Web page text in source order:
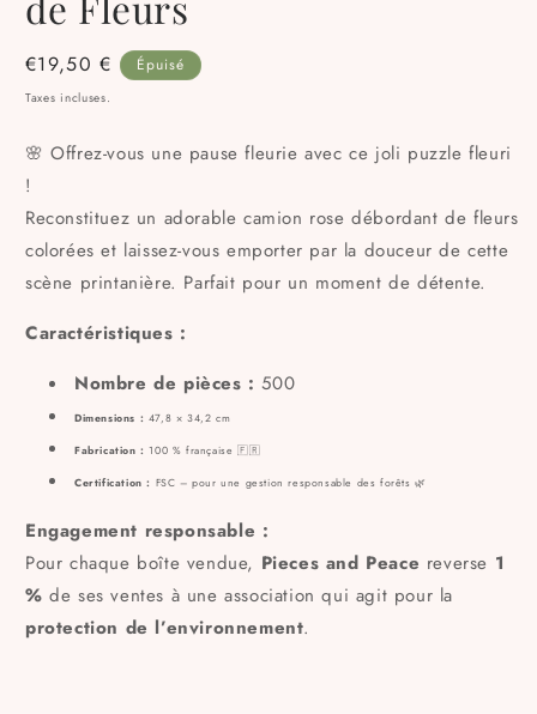
Prix
habituel
€19,50 € Épuisé
Taxes incluses.
🌸 Offrez-vous une pause fleurie avec ce joli puzzle fleuri
!
Reconstituez un adorable camion rose débordant de fleurs
colorées et laissez-vous emporter par la douceur de cette
scène printanière. Parfait pour un moment de détente.
Caractéristiques :
Nombre de pièces : 500
Dimensions : 47,8 × 34,2 cm
Fabrication : 100 % française 🇫🇷
Certification : FSC – pour une gestion responsable des forêts 🌿
Engagement responsable :
Pour chaque boîte vendue, Pieces and Peace reverse 1
% de ses ventes à une association qui agit pour la
protection de l’environnement.